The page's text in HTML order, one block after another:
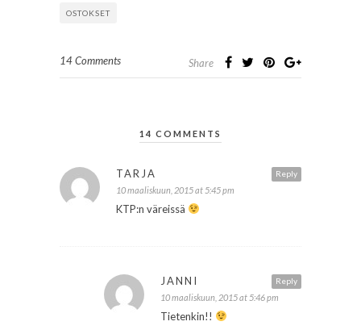
OSTOKSET
14 Comments Share
14 COMMENTS
Reply
TARJA
10 maaliskuun, 2015 at 5:45 pm
KTP:n väreissä
Reply
JANNI
10 maaliskuun, 2015 at 5:46 pm
Tietenkin!!